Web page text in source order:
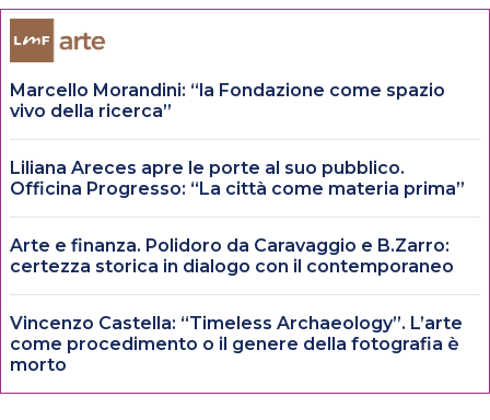
Marcello Morandini: “la Fondazione come spazio
vivo della ricerca”
Liliana Areces apre le porte al suo pubblico.
Officina Progresso: “La città come materia prima”
Arte e finanza. Polidoro da Caravaggio e B.Zarro:
certezza storica in dialogo con il contemporaneo
Vincenzo Castella: “Timeless Archaeology”. L’arte
come procedimento o il genere della fotografia è
morto